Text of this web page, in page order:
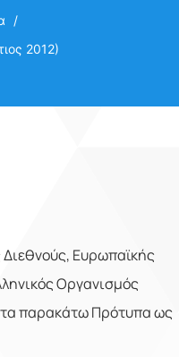
2012)
Ευρωπαϊκής
Οργανισμός
παρακάτω Πρότυπα ως